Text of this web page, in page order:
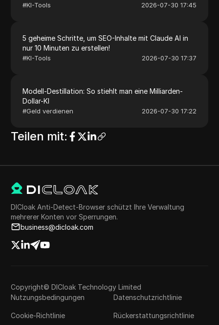
#KI-Tools 2026-07-30 17:45
5 geheime Schritte, um SEO-Inhalte mit Claude AI in
nur 10 Minuten zu erstellen!
#KI-Tools 2026-07-30 17:37
Modell-Destillation: So stiehlt man eine Milliarden-
Dollar-KI
#Geld verdienen 2026-07-30 17:22
Teilen mit:
DICloak Anti-Detect-Browser schützt Ihre Verwaltung
mehrerer Konten vor Sperrungen.
business@dicloak.com
Copyright© DICloak Technology Limited
Nutzungsbedingungen
Datenschutzrichtlinie
Cookie-Richtlinie Rückerstattungsrichtlinie